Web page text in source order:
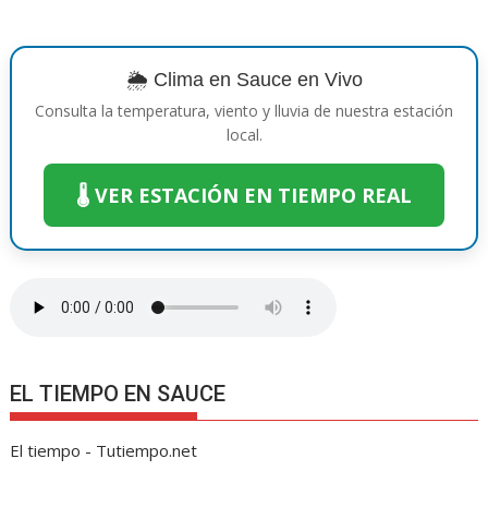
o
k
st A
p
p
n
g
er
Li
n
k
a
m
ar
ti
r
🌦️ Clima en Sauce en Vivo
Consulta la temperatura, viento y lluvia de nuestra estación
local.
🌡️ VER ESTACIÓN EN TIEMPO REAL
EL TIEMPO EN SAUCE
El tiempo - Tutiempo.net